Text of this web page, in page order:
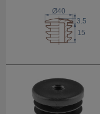
15
3.5
Ø40